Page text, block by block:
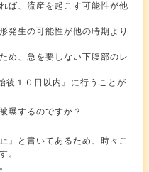
ば、流産を起こす可能性が他
発生の可能性が他の時期より
め、急を要しない下腹部のレ
後１０日以内』に行うことが
曝するのですか？
』と書いてあるため、時々こ
。